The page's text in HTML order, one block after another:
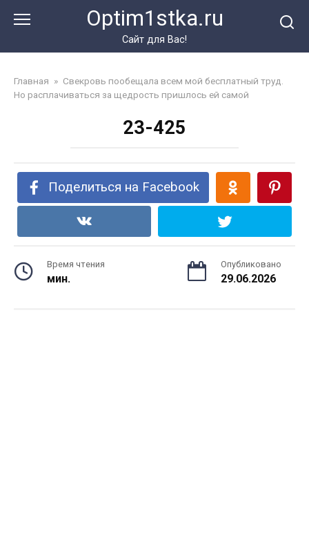
Optim1stka.ru
Сайт для Вас!
Главная » Свекровь пообещала всем мой бесплатный труд.
Но расплачиваться за щедрость пришлось ей самой
23-425
Поделиться на Facebook
Время чтения
мин.
Опубликовано
29.06.2026